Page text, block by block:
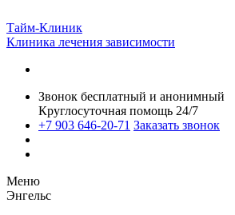
Тайм-Клиник
Клиника лечения зависимости
Звонок бесплатный и анонимный
Круглосуточная помощь 24/7
+7 903 646-20-71 Заказать звонок
Меню
Энгельс